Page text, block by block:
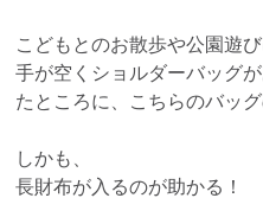
こどもとのお散歩や公園遊
手が空くショルダーバッグ
たところに、こちらのバッグ
しかも、
長財布が入るのが助かる！